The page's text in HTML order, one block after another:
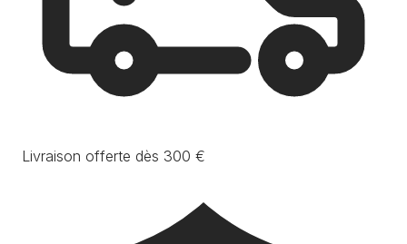
Livraison offerte dès 300 €